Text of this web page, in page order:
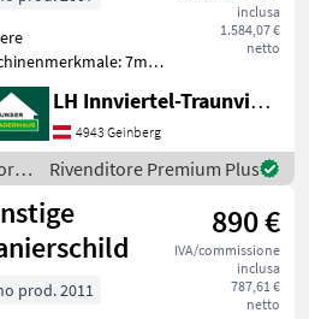
inclusa
1.584,07 €
netto
7m
hydraulisch
Zusatzgewichte
terreno Altri
per lavorazione
LH Innviertel-Traunviertel-Urfahr eGen, Geinberg
4943 Geinberg
Rivenditore Premium Plus
890 €
IVA/commissione
inclusa
787,61 €
netto
prod. 2011